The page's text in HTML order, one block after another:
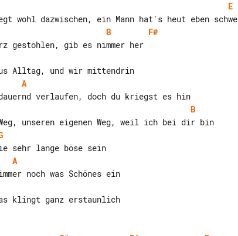
E
B
F#
A
B
A
klingt ganz erstaunlich